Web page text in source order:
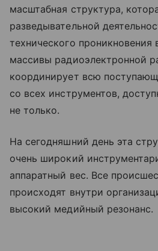
масштабная структура,
разведывательной
технического
массивы радиоэлектронной
координирует всю
со всех инструментов,
не только.
На сегодняшний день эта
очень широкий
аппаратный вес. Все
происходят внутри
высокий медийный резонанс.